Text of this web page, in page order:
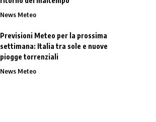
News Meteo
Previsioni Meteo per la prossima
settimana: Italia tra sole e nuove
piogge torrenziali
News Meteo